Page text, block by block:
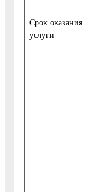
Cрок оказания
услуги